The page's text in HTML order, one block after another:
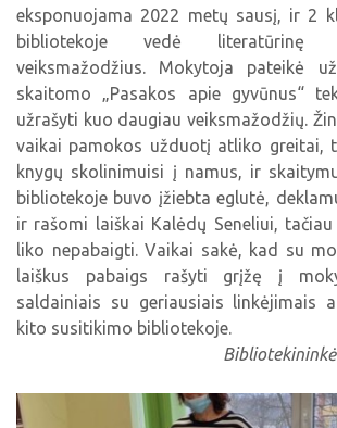
eksponuojama 2022 metų sausį, ir 2
bibliotekoje vedė literatūrinę
veiksmažodžius. Mokytoja pateikė
skaitomo „Pasakos apie gyvūnus“
užrašyti kuo daugiau veiksmažodžių.
vaikai pamokos užduotį atliko greitai,
knygų skolinimuisi į namus, ir
bibliotekoje buvo įžiebta eglutė,
ir rašomi laiškai Kalėdų Seneliui,
liko nepabaigti. Vaikai sakė, kad su
laiškus pabaigs rašyti grįžę į
saldainiais su geriausiais linkėjimais
kito susitikimo bibliotekoje.